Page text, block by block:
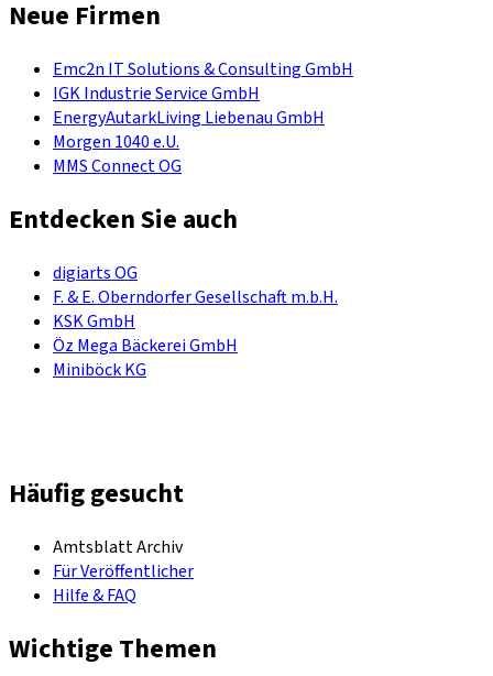
Neue Firmen
Emc2n IT Solutions & Consulting GmbH
IGK Industrie Service GmbH
EnergyAutarkLiving Liebenau GmbH
Morgen 1040 e.U.
MMS Connect OG
Entdecken Sie auch
digiarts OG
F. & E. Oberndorfer Gesellschaft m.b.H.
KSK GmbH
Öz Mega Bäckerei GmbH
Miniböck KG
Häufig gesucht
Amtsblatt Archiv
Für Veröffentlicher
Hilfe & FAQ
Wichtige Themen